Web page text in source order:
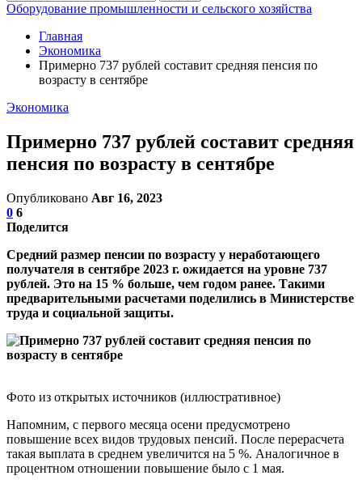
Оборудование промышленности и сельского хозяйства
Главная
Экономика
Примерно 737 рублей составит средняя пенсия по
возрасту в сентябре
Экономика
Примерно 737 рублей составит средняя
пенсия по возрасту в сентябре
Опубликовано Авг 16, 2023
0 6
Поделится
Средний размер пенсии по возрасту у неработающего
получателя в сентябре 2023 г. ожидается на уровне 737
рублей. Это на 15 % больше, чем годом ранее. Такими
предварительными расчетами поделились в Министерстве
труда и социальной защиты.
Фото из открытых источников (иллюстративное)
Напомним, с первого месяца осени предусмотрено
повышение всех видов трудовых пенсий. После перерасчета
такая выплата в среднем увеличится на 5 %. Аналогичное в
процентном отношении повышение было с 1 мая.